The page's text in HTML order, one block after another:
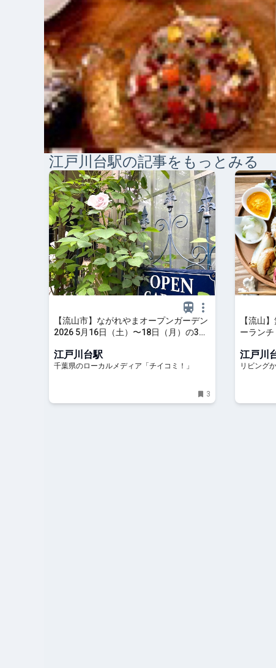
江戸川台駅の記事をもっとみる
【流山市】ながれやまオープンガーデン
2026 5月16日（土）〜18日（月）の3日
「チイコミ！by ちいき新聞」
江戸川台駅
千葉県のローカルメディア「チイコミ！」
3
【流山
ーラン
江戸川
リビング